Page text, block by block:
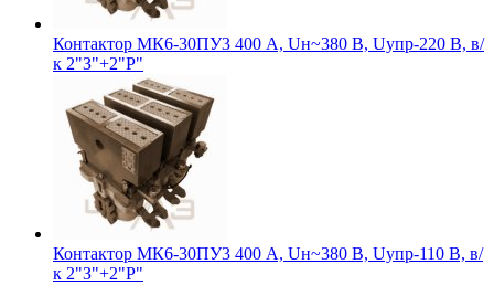
Контактор МК6-30ПУ3 400 А, Uн~380 В, Uупр-220 В, в/
к 2"З"+2"Р"
Контактор МК6-30ПУ3 400 А, Uн~380 В, Uупр-110 В, в/
к 2"З"+2"Р"